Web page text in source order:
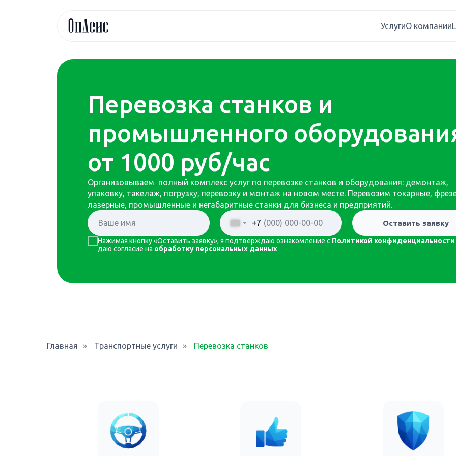
УслугиО компании
Перевозка станков и
промышленного
от 1000 руб/час
Организовываем полный комплекс услуг по перевозке станков и оборудования: демонтаж,
упаковку, такелаж, погрузку, перевозку и монтаж на новом месте. Перевозим токарные,
лазерные, промышленные и негабаритные станки для бизнеса и предприятий.
+7
Нажимая кнопку «Оставить заявку», я подтверждаю ознакомление с Политикой конфиденциальности
даю согласие на обработку персональных данных
Оставить заявку
Главная » Транспортные услуги » Перевозка станков